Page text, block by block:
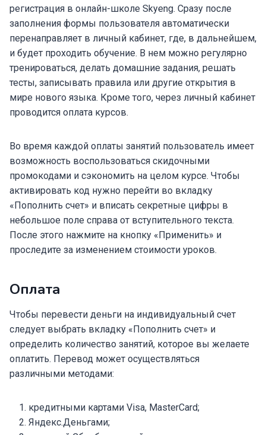
регистрация в онлайн-школе Skyeng. Сразу после
заполнения формы пользователя автоматически
перенаправляет в личный кабинет, где, в дальнейшем,
и будет проходить обучение. В нем можно регулярно
тренироваться, делать домашние задания, решать
тесты, записывать правила или другие открытия в
мире нового языка. Кроме того, через личный кабинет
проводится оплата курсов.
Во время каждой оплаты занятий пользователь имеет
возможность воспользоваться скидочными
промокодами и сэкономить на целом курсе. Чтобы
активировать код нужно перейти во вкладку
«Пополнить счет» и вписать секретные цифры в
небольшое поле справа от вступительного текста.
После этого нажмите на кнопку «Применить» и
проследите за изменением стоимости уроков.
Оплата
Чтобы перевести деньги на индивидуальный счет
следует выбрать вкладку «Пополнить счет» и
определить количество занятий, которое вы желаете
оплатить. Перевод может осуществляться
различными методами:
кредитными картами Visa, MasterCard;
Яндекс.Деньгами;